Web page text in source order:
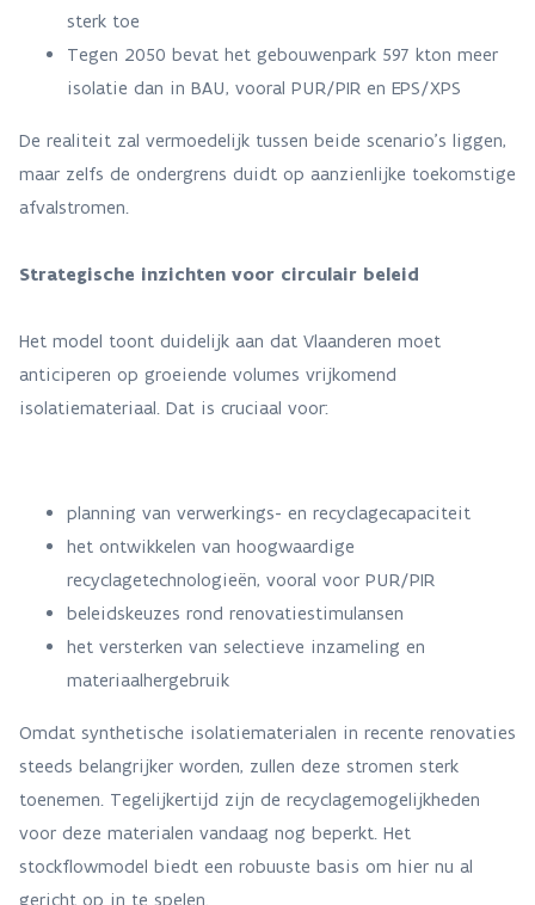
sterk toe
Tegen 2050 bevat het gebouwenpark 597 kton meer
isolatie dan in BAU, vooral PUR/PIR en EPS/XPS
De realiteit zal vermoedelijk tussen beide scenario’s liggen,
maar zelfs de ondergrens duidt op aanzienlijke toekomstige
afvalstromen.
Strategische inzichten voor circulair beleid
Het model toont duidelijk aan dat Vlaanderen moet
anticiperen op groeiende volumes vrijkomend
isolatiemateriaal. Dat is cruciaal voor:
planning van verwerkings- en recyclagecapaciteit
het ontwikkelen van hoogwaardige
recyclagetechnologieën, vooral voor PUR/PIR
beleidskeuzes rond renovatiestimulansen
het versterken van selectieve inzameling en
materiaalhergebruik
Omdat synthetische isolatiematerialen in recente renovaties
steeds belangrijker worden, zullen deze stromen sterk
toenemen. Tegelijkertijd zijn de recyclagemogelijkheden
voor deze materialen vandaag nog beperkt. Het
stockflowmodel biedt een robuuste basis om hier nu al
gericht op in te spelen.